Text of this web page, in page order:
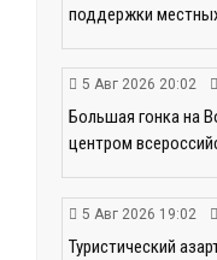
поддержки
5 Авг 2026 20:02
Большая гонка на
центром
5 Авг 2026 19:02
Туристический